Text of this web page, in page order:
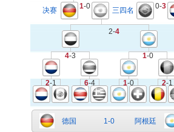
2-4
4-3 1-0
2-1 6-4 1-0 2-1
1-0 0-3
决赛 三四名
德国 1-0 阿根廷